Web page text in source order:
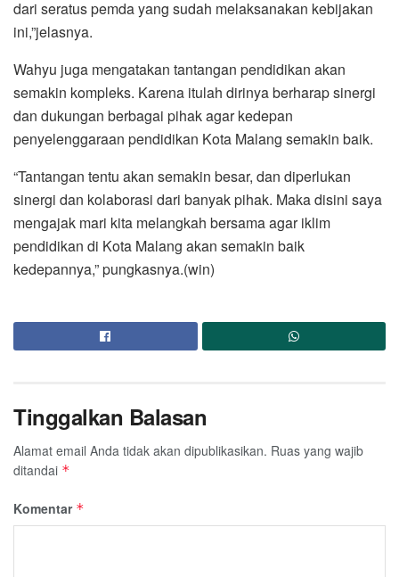
dari seratus pemda yang sudah melaksanakan kebijakan
ini,”jelasnya.
Wahyu juga mengatakan tantangan pendidikan akan
semakin kompleks. Karena itulah dirinya berharap sinergi
dan dukungan berbagai pihak agar kedepan
penyelenggaraan pendidikan Kota Malang semakin baik.
“Tantangan tentu akan semakin besar, dan diperlukan
sinergi dan kolaborasi dari banyak pihak. Maka disini saya
mengajak mari kita melangkah bersama agar iklim
pendidikan di Kota Malang akan semakin baik
kedepannya,” pungkasnya.(win)
Tinggalkan Balasan
Alamat email Anda tidak akan dipublikasikan. Ruas yang wajib
ditandai *
Komentar *